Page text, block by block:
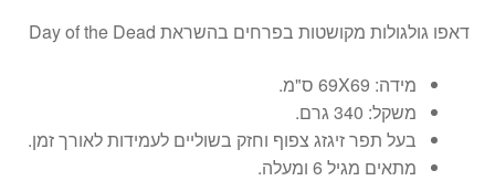
דאפו גולגולות מקושטות בפרחים בהשראת Day of the Dead
מידה: 69X69 ס"מ.
משקל: 340 גרם.
בעל תפר זיגזג צפוף וחזק בשוליים לעמידות לאורך זמן.
מתאים מגיל 6 ומעלה.